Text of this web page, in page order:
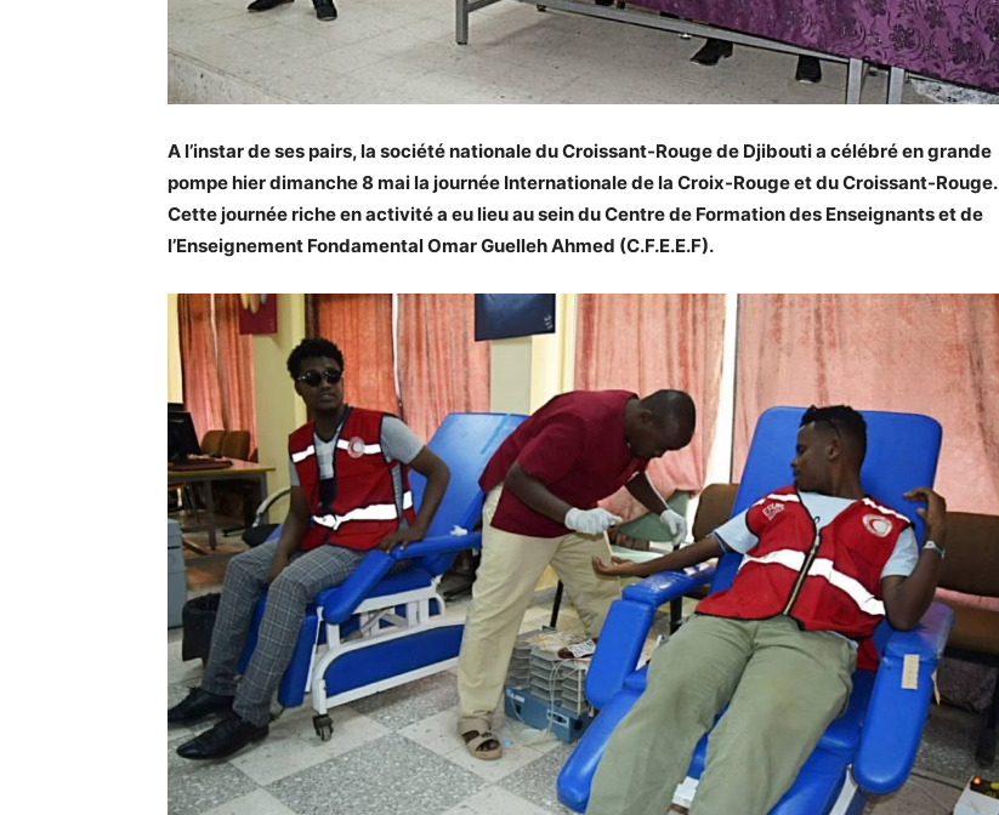
A l’instar de ses pairs, la société nationale du Croissant-Rouge de Djibouti a célébré en grande
pompe hier dimanche 8 mai la journée Internationale de la Croix-Rouge et du Croissant-Rouge.
Cette journée riche en activité a eu lieu au sein du Centre de Formation des Enseignants et de
l’Enseignement Fondamental Omar Guelleh Ahmed (C.F.E.E.F).